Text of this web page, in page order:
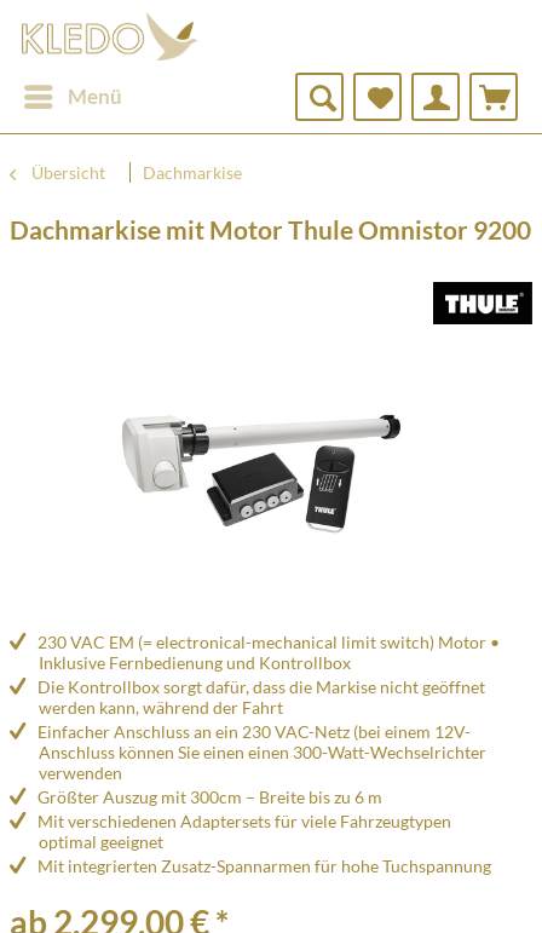
Menü
Übersicht Dachmarkise
Dachmarkise mit Motor Thule Omnistor 9200
230 VAC EM (= electronical-mechanical limit switch) Motor •
Inklusive Fernbedienung und Kontrollbox
Die Kontrollbox sorgt dafür, dass die Markise nicht geöffnet
werden kann, während der Fahrt
Einfacher Anschluss an ein 230 VAC-Netz (bei einem 12V-
Anschluss können Sie einen einen 300-Watt-Wechselrichter
verwenden
Größter Auszug mit 300cm – Breite bis zu 6 m
Mit verschiedenen Adaptersets für viele Fahrzeugtypen
optimal geeignet
Mit integrierten Zusatz-Spannarmen für hohe Tuchspannung
ab 2.299,00 € *